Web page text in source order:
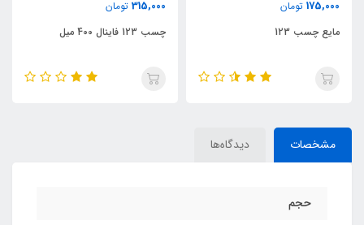
چسب 123 کوچک 100 میل
مشخصات دیدگاه‌ها
حجم